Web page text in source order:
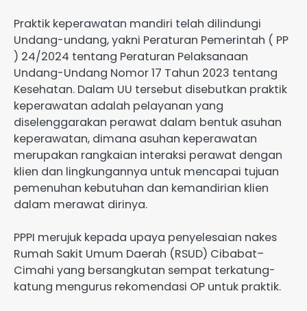
Praktik keperawatan mandiri telah dilindungi
Undang-undang, yakni Peraturan Pemerintah ( PP
) 24/2024 tentang Peraturan Pelaksanaan
Undang-Undang Nomor 17 Tahun 2023 tentang
Kesehatan. Dalam UU tersebut disebutkan praktik
keperawatan adalah pelayanan yang
diselenggarakan perawat dalam bentuk asuhan
keperawatan, dimana asuhan keperawatan
merupakan rangkaian interaksi perawat dengan
klien dan lingkungannya untuk mencapai tujuan
pemenuhan kebutuhan dan kemandirian klien
dalam merawat dirinya.
PPPI merujuk kepada upaya penyelesaian nakes
Rumah Sakit Umum Daerah (RSUD) Cibabat–
Cimahi yang bersangkutan sempat terkatung-
katung mengurus rekomendasi OP untuk praktik.